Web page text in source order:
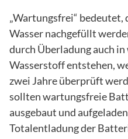
„Wartungsfrei“ bedeutet,
Wasser nachgefüllt
durch Überladung auch
Wasserstoff entstehen,
zwei Jahre überprüft
sollten wartungsfreie
ausgebaut und
Totalentladung der